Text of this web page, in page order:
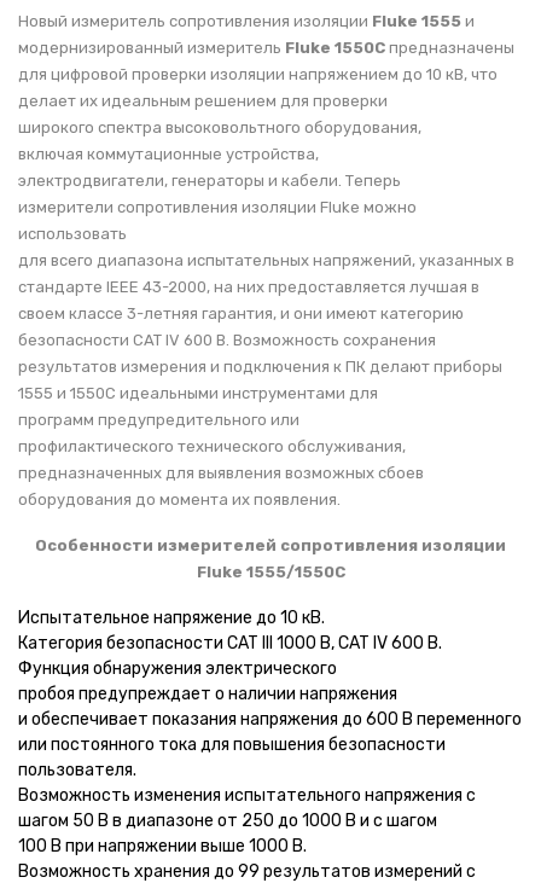
НАШИ СЕРТИФИКАТЫ
Новый измеритель сопротивления изоляции Fluke 1555 и
модернизированный измеритель Fluke 1550C предназначены
для цифровой проверки изоляции напряжением до 10 кВ, что
делает их идеальным решением для проверки
широкого спектра высоковольтного оборудования,
включая коммутационные устройства,
электродвигатели, генераторы и кабели. Теперь
измерители сопротивления изоляции Fluke можно
использовать
для всего диапазона испытательных напряжений, указанных в
стандарте IEEE 43-2000, на них предоставляется лучшая в
своем классе 3-летняя гарантия, и они имеют категорию
безопасности CAT IV 600 В. Возможность сохранения
результатов измерения и подключения к ПК делают приборы
1555 и 1550C идеальными инструментами для
программ предупредительного или
профилактического технического обслуживания,
предназначенных для выявления возможных сбоев
оборудования до момента их появления.
Особенности измерителей сопротивления изоляции
Fluke 1555/1550C
Испытательное напряжение до 10 кВ.
Категория безопасности CAT III 1000 В, CAT IV 600 В.
Функция обнаружения электрического
пробоя предупреждает о наличии напряжения
и обеспечивает показания напряжения до 600 В переменного
или постоянного тока для повышения безопасности
пользователя.
Возможность изменения испытательного напряжения с
шагом 50 В в диапазоне от 250 до 1000 В и с шагом
100 В при напряжении выше 1000 В.
Возможность хранения до 99 результатов измерений с